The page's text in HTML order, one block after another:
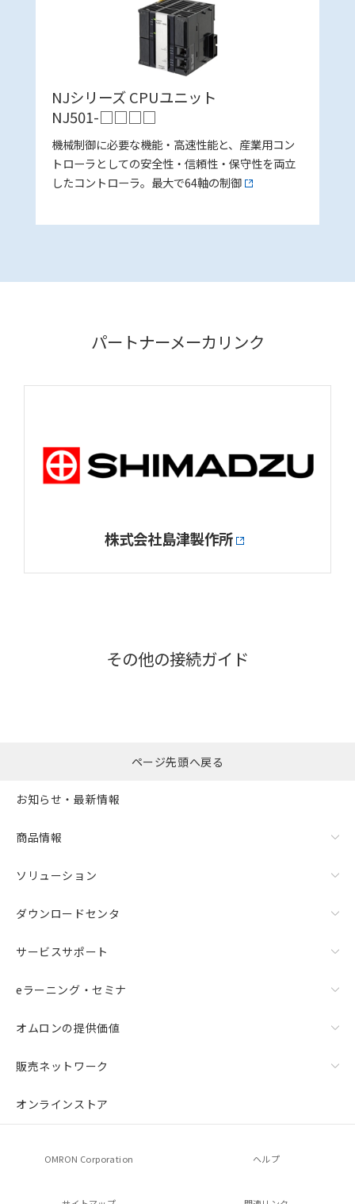
NJシリーズ CPUユニット
NJ501-□□□□
機械制御に必要な機能・高速性能と、産業用コン
トローラとしての安全性・信頼性・保守性を両立
したコントローラ。最大で64軸の制御
パートナーメーカリンク
株式会社島津製作所
その他の接続ガイド
ページ先頭へ戻る
お知らせ・最新情報
商品情報
ソリューション
ダウンロードセンタ
サービスサポート
eラーニング・セミナ
オムロンの提供価値
販売ネットワーク
オンラインストア
OMRON Corporation ヘルプ